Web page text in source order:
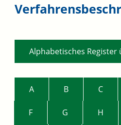
Alphabetisches
A B C
F G H